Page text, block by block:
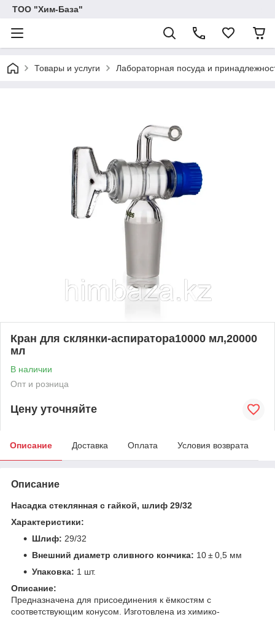
ТОО "Хим-База"
Товары и услуги Лабораторная посуда и
Кран для склянки-аспиратора10000 мл,20000
мл
В наличии
Опт и розница
Цену уточняйте
Описание Доставка Оплата Условия возврата
Описание
Насадка стеклянная с гайкой, шлиф 29/32
Характеристики:
Шлиф: 29/32
Внешний диаметр сливного кончика: 10 ± 0,5 мм
Упаковка: 1 шт.
Описание:
Предназначена для присоединения к ёмкостям с
соответствующим конусом. Изготовлена из химико-